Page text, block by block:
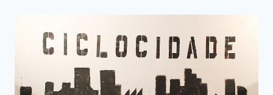
CICLOCIDADE